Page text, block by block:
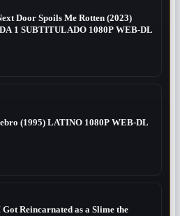
Door Spoils Me Rotten (2023)
1 SUBTITULADO 1080P WEB-DL
(1995) LATINO 1080P WEB-DL
Reincarnated as a Slime the